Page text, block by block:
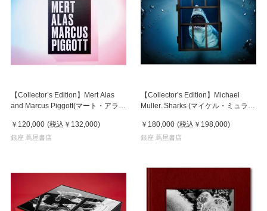
【Collector’s Edition】Mert Alas
and Marcus Piggott(マート・アラス
注文より1週間～10日程度で発送予
定
￥120,000 (税込 ￥132,000)
銀座 蔦屋書店
【Collector’s Edition】Michael
Muller. Sharks (マイケル・ミュラ
日程度で発送予定
￥180,000 (税込 ￥198,000)
銀座 蔦屋書店